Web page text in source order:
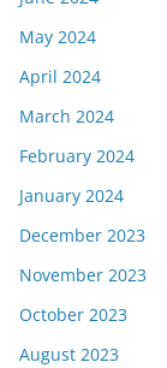
May 2024
April 2024
March 2024
February 2024
January 2024
December 2023
November 2023
October 2023
August 2023